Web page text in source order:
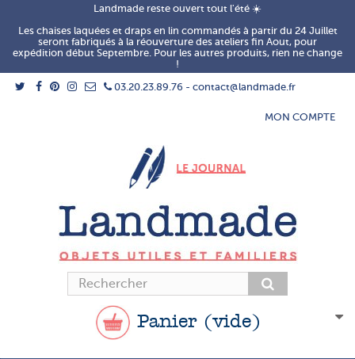
Landmade reste ouvert tout l'été ☀️
Les chaises laquées et draps en lin commandés à partir du 24 Juillet
seront fabriqués à la réouverture des ateliers fin Aout, pour
expédition début Septembre. Pour les autres produits, rien ne change
!
03.20.23.89.76 - contact@landmade.fr
MON COMPTE
Panier (vide)